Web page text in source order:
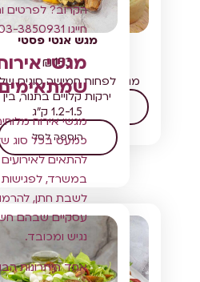
מיני קיש
₪196
מגיע עם מרית הגשה
בחר אפשרויות
מגש אנטי פסטי
₪153
לפחות חמישה סוגים של
ירקות קלויים בתנור, בין
1.2-1.5 ק"ג
הוספה לסל
הקרוב? לפרטים
חייגו 03-3850931.
מגשי
שמתאימים
מגשי אירוח
כמעט בכל סוג
להתאים
במשרד, לפגישות
לשבת חתן,
עסקיים שבהם
נגיש ומכובד.
אחד היתרונות